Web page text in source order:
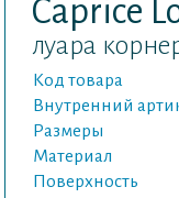
Caprice
луара
Код товара
Внутренний
Размеры
Материал
Поверхность